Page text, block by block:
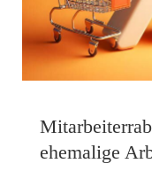
ehemalige